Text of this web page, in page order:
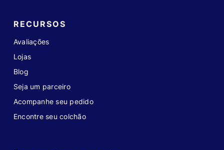
RECURSOS
Avaliações
Lojas
Blog
Seja um parceiro
Acompanhe seu pedido
Encontre seu colchão